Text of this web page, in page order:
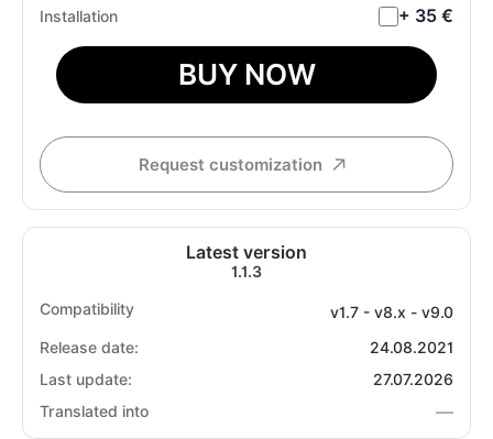
Installation + 35 €
BUY NOW
Request customization
Latest version
1.1.3
Compatibility
v1.7 - v8.x - v9.0
Release date:
24.08.2021
Last update:
27.07.2026
Translated into
—